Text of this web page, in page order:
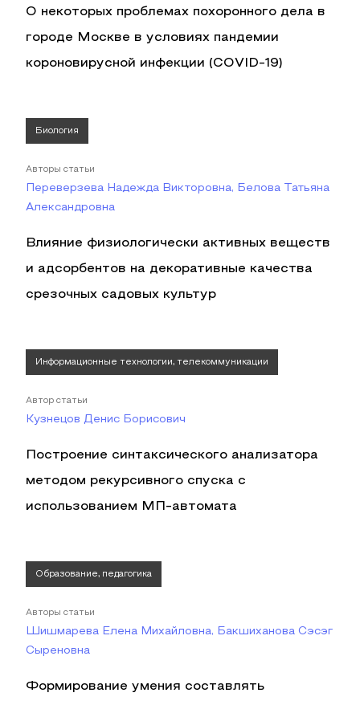
О некоторых проблемах похоронного дела в
городе Москве в условиях пандемии
короновирусной инфекции (COVID-19)
Биология
Авторы статьи
Переверзева Надежда Викторовна, Белова Татьяна
Александровна
Влияние физиологически активных веществ
и адсорбентов на декоративные качества
срезочных садовых культур
Информационные технологии, телекоммуникации
Автор статьи
Кузнецов Денис Борисович
Построение синтаксического анализатора
методом рекурсивного спуска с
использованием МП-автомата
Образование, педагогика
Авторы статьи
Шишмарева Елена Михайловна, Бакшиханова Сэсэг
Сыреновна
Формирование умения составлять